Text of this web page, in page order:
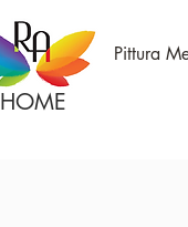
HOME
Pittura